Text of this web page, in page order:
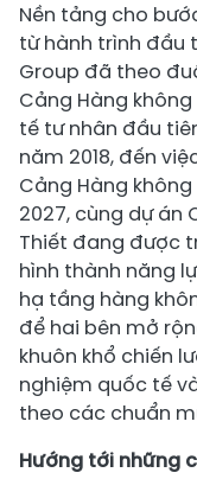
Nền tảng cho
từ hành trình đầu
Group đã theo
Cảng Hàng
tế tư nhân đầu
năm 2018, đến
Cảng Hàng không
2027, cùng dự án
Thiết đang được
hình thành năng
hạ tầng hàng
để hai bên mở
khuôn khổ chiến
nghiệm quốc tế
theo các chuẩn
Hướng tới những